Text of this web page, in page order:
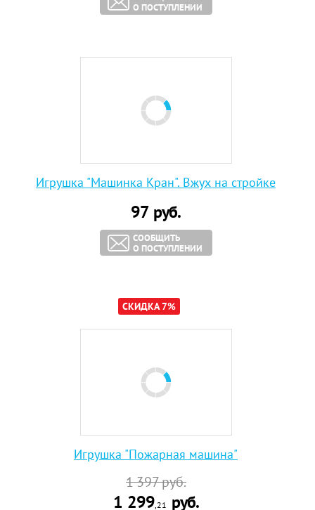
О ПОСТУПЛЕНИИ
Игрушка "Машинка Кран". Вжух на стройке
97руб.
СООБЩИТЬ
О ПОСТУПЛЕНИИ
СКИДКА 7%
Игрушка "Пожарная машина"
1 397руб.
1 299,21 руб.